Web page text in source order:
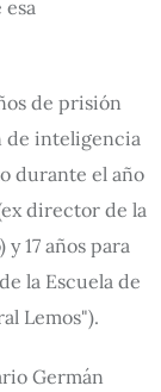
de prisión
de inteligencia
durante el año
director de la
17 años para
la Escuela de
Lemos").
Germán